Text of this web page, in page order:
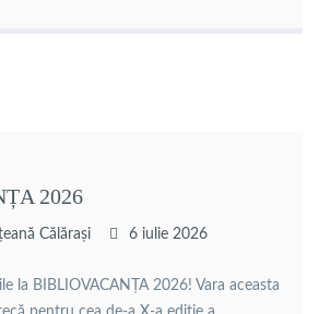
2026
Călărași 6 iulie 2026
la BIBLIOVACANȚA 2026! Vara aceasta